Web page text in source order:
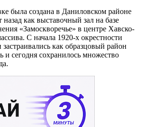
была создана в Даниловском районе
как выставочный зал на базе
«Замоскворечье» в центре Хавско-
С начала 1920-х окрестности
как образцовый район
и сегодня сохранилось множество